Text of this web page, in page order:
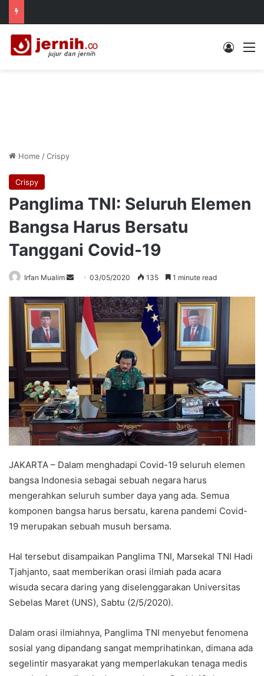
Log In
Home /Crispy
Crispy
Panglima TNI: Seluruh Elemen
Bangsa Harus Bersatu
Tanggani Covid-19
Irfan Mualim
Send
email
03/05/2020 135 1 minute read
JAKARTA – Dalam menghadapi Covid-19 seluruh elemen
bangsa Indonesia sebagai sebuah negara harus
mengerahkan seluruh sumber daya yang ada. Semua
komponen bangsa harus bersatu, karena pandemi Covid-
19 merupakan sebuah musuh bersama.
Hal tersebut disampaikan Panglima TNI, Marsekal TNI Hadi
Tjahjanto, saat memberikan orasi ilmiah pada acara
wisuda secara daring yang diselenggarakan Universitas
Sebelas Maret (UNS), Sabtu (2/5/2020).
Dalam orasi ilmiahnya, Panglima TNI menyebut fenomena
sosial yang dipandang sangat memprihatinkan, dimana ada
segelintir masyarakat yang memperlakukan tenaga medis